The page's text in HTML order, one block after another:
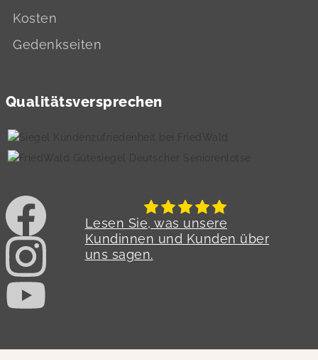
Kosten
Gedenkseiten
Qualitätsversprechen
Lesen Sie, was unsere
Kundinnen und Kunden über
uns sagen.